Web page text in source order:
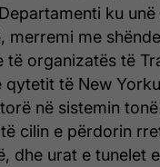
ku unë
merremi me
të organizatës të
qytetit të New
në sistemin
cilin e përdorin
dhe urat e tunelet